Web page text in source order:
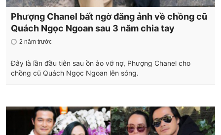
Phượng Chanel bất ngờ đăng ảnh về chồng cũ
Quách Ngọc Ngoan sau 3 năm chia tay
2 năm trước
Đây là lần đầu tiên sau ồn ào vỡ nợ, Phượng Chanel cho
chồng cũ Quách Ngọc Ngoan lên sóng.